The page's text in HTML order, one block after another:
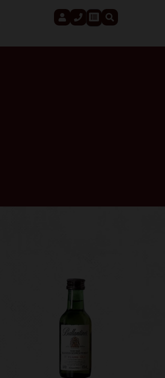
UserPhoneCartSearch